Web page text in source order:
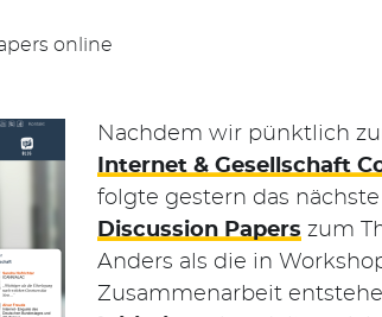
online
Nachdem wir pünktlich
Internet & Gesellschaft
folgte gestern das
Discussion Papers zum
Anders als die in
Zusammenarbeit